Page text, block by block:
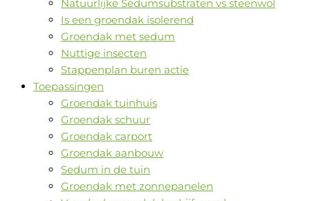
Natuurlijke Sedumsubstraten vs steenwol
Is een groendak isolerend
Groendak met sedum
Nuttige insecten
Stappenplan buren actie
Toepassingen
Groendak tuinhuis
Groendak schuur
Groendak carport
Groendak aanbouw
Sedum in de tuin
Groendak met zonnepanelen